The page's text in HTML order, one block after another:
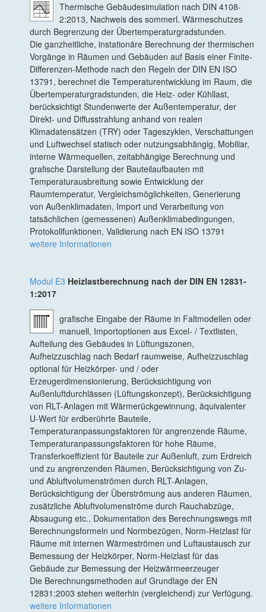
Thermische Gebäudesimulation nach DIN 4108-
2:2013, Nachweis des sommerl. Wärmeschutzes
durch Begrenzung der Übertemperaturgradstunden.
Die ganzheitliche, instationäre Berechnung der thermischen
Vorgänge in Räumen und Gebäuden auf Basis einer Finite-
Differenzen-Methode nach den Regeln der DIN EN ISO
13791, berechnet die Temperaturentwicklung im Raum, die
Übertemperaturgradstunden, die Heiz- oder Kühllast,
berücksichtigt Stundenwerte der Außentemperatur, der
Direkt- und Diffusstrahlung anhand von realen
Klimadatensätzen (TRY) oder Tageszyklen, Verschattungen
und Luftwechsel statisch oder nutzungsabhängig, Mobiliar,
interne Wärmequellen, zeitabhängige Berechnung und
grafische Darstellung der Bauteilaufbauten mit
Temperaturausbreitung sowie Entwicklung der
Raumtemperatur, Vergleichsmöglichkeiten, Generierung
von Außenklimadaten, Import und Verarbeitung von
tatsächlichen (gemessenen) Außenklimabedingungen,
Protokollfunktionen, Validierung nach EN ISO 13791
weitere Informationen
Modul E3 Heizlastberechnung nach der DIN EN 12831-
1:2017
grafische Eingabe der Räume in Faltmodellen oder
manuell, Importoptionen aus Excel- / Textlisten,
Aufteilung des Gebäudes in Lüftungszonen,
Aufheizzuschlag nach Bedarf raumweise, Aufheizzuschlag
optional für Heizkörper- und / oder
Erzeugerdimensionierung, Berücksichtigung von
Außenluftdurchlässen (Lüftungskonzept), Berücksichtigung
von RLT-Anlagen mit Wärmerückgewinnung, äquivalenter
U-Wert für erdberührte Bauteile,
Temperaturanpassungsfaktoren für angrenzende Räume,
Temperaturanpassungsfaktoren für hohe Räume,
Transferkoeffizient für Bauteile zur Außenluft, zum Erdreich
und zu angrenzenden Räumen, Berücksichtigung von Zu-
und Abluftvolumenströmen durch RLT-Anlagen,
Berücksichtigung der Überströmung aus anderen Räumen,
zusätzliche Abluftvolumenströme durch Rauchabzüge,
Absaugung etc., Dokumentation des Berechnungswegs mit
Berechnungsformeln und Normbezügen, Norm-Heizlast für
Räume mit internen Wärmeströmen und Luftaustausch zur
Bemessung der Heizkörper, Norm-Heizlast für das
Gebäude zur Bemessung der Heizwärmeerzeuger
Die Berechnungsmethoden auf Grundlage der EN
12831:2003 stehen weiterhin (vergleichend) zur Verfügung.
weitere Informationen